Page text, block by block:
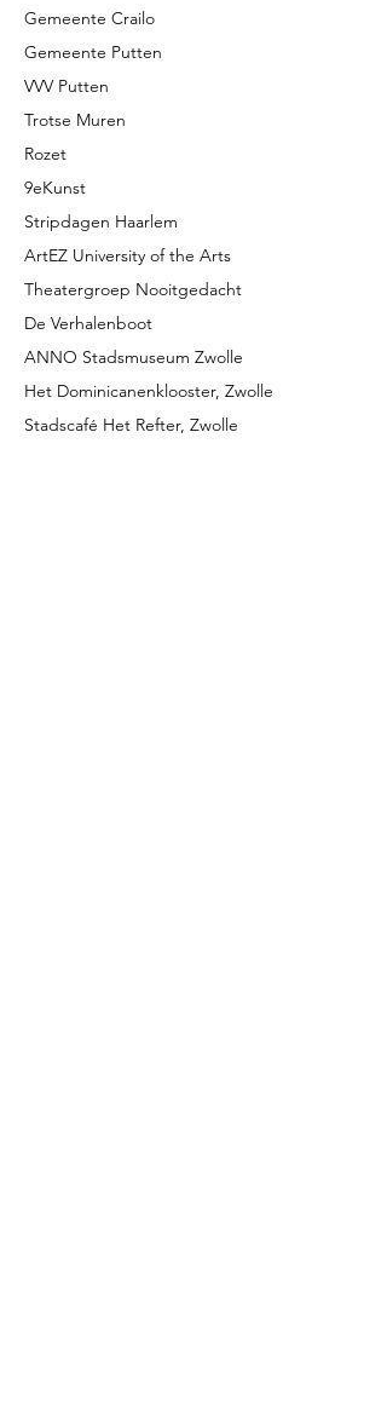
Gemeente Crailo
Gemeente Putten
VVV Putten
Trotse Muren
Rozet
9eKunst
Stripdagen Haarlem
ArtEZ University of the Arts
Theatergroep Nooitgedacht
De Verhalenboot
ANNO Stadsmuseum Zwolle
Het Dominicanenklooster, Zwolle
Stadscafé Het Refter, Zwolle